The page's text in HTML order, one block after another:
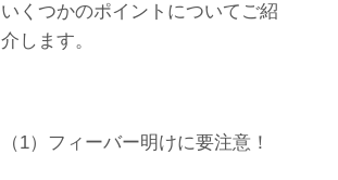
いくつかのポイントについてご紹
介します。
（1）フィーバー明けに要注意！